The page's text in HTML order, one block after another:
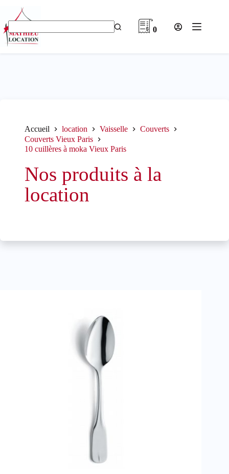
contenu
Aucun
résultat
0
Accueil location Vaisselle
Couverts
Couverts Vieux Paris
10 cuillères à moka Vieux Paris
Nos produits à la
location